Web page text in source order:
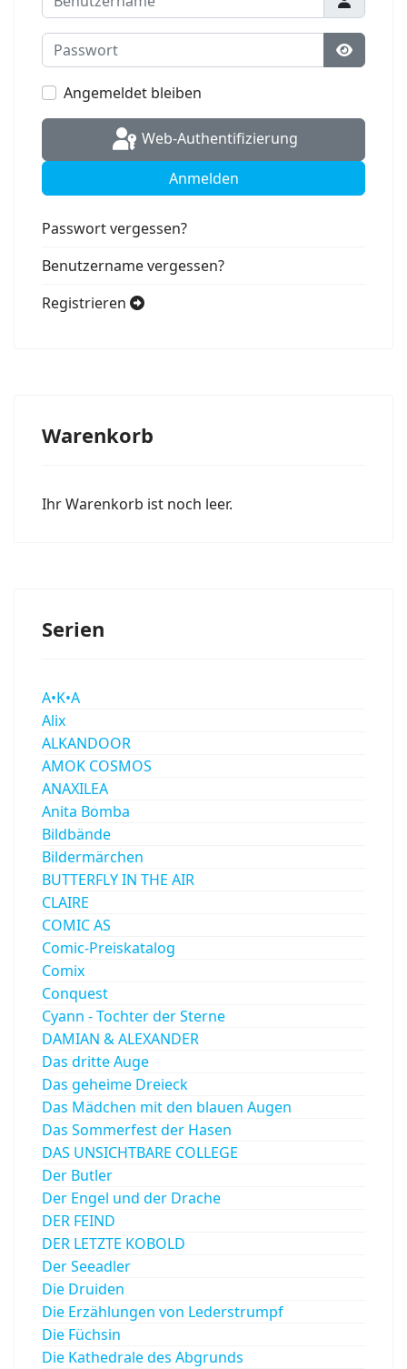
Passwort
Angemeldet bleiben
Web-Authentifizierung
Anmelden
Passwort vergessen?
Benutzername vergessen?
Registrieren
Warenkorb
Ihr Warenkorb ist noch leer.
Serien
A•K•A
Alix
ALKANDOOR
AMOK COSMOS
ANAXILEA
Anita Bomba
Bildbände
Bildermärchen
BUTTERFLY IN THE AIR
CLAIRE
COMIC AS
Comic-Preiskatalog
Comix
Conquest
Cyann - Tochter der Sterne
DAMIAN & ALEXANDER
Das dritte Auge
Das geheime Dreieck
Das Mädchen mit den blauen Augen
Das Sommerfest der Hasen
DAS UNSICHTBARE COLLEGE
Der Butler
Der Engel und der Drache
DER FEIND
DER LETZTE KOBOLD
Der Seeadler
Die Druiden
Die Erzählungen von Lederstrumpf
Die Füchsin
Die Kathedrale des Abgrunds